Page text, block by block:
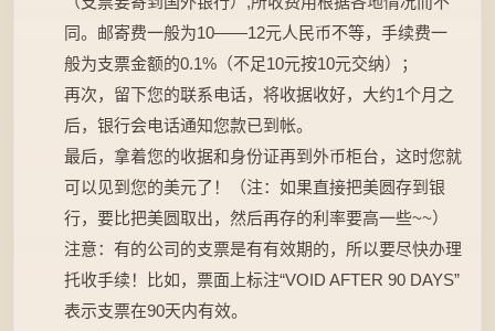
同。邮寄费一般为10——12元人民币不等，手续费一
般为支票金额的0.1%（不足10元按10元交纳）；
再次，留下您的联系电话，将收据收好，大约1个月之
后，银行会电话通知您款已到帐。
最后，拿着您的收据和身份证再到外币柜台，这时您就
可以见到您的美元了！（注：如果直接把美圆存到银
行，要比把美圆取出，然后再存的利率要高一些~~）
注意：有的公司的支票是有有效期的，所以要尽快办理
托收手续！比如，票面上标注“VOID AFTER 90 DAYS”
表示支票在90天内有效。